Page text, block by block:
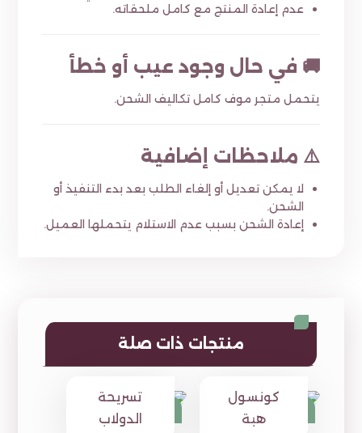
عدم إعادة المنتج مع كامل ملحقاته.
🚚 في حال وجود عيب أو خطأ
يتحمل متجر موف كامل تكاليف الشحن.
⚠️ ملاحظات إضافية
لا يمكن تعديل أو إلغاء الطلب بعد بدء التنفيذ أو
الشحن.
إعادة الشحن بسبب عدم الاستلام يتحملها العميل.
منتجات ذات صلة
كونسول
هبة
⃁1,190
تسريحة
الدولاب
⃁
1,449